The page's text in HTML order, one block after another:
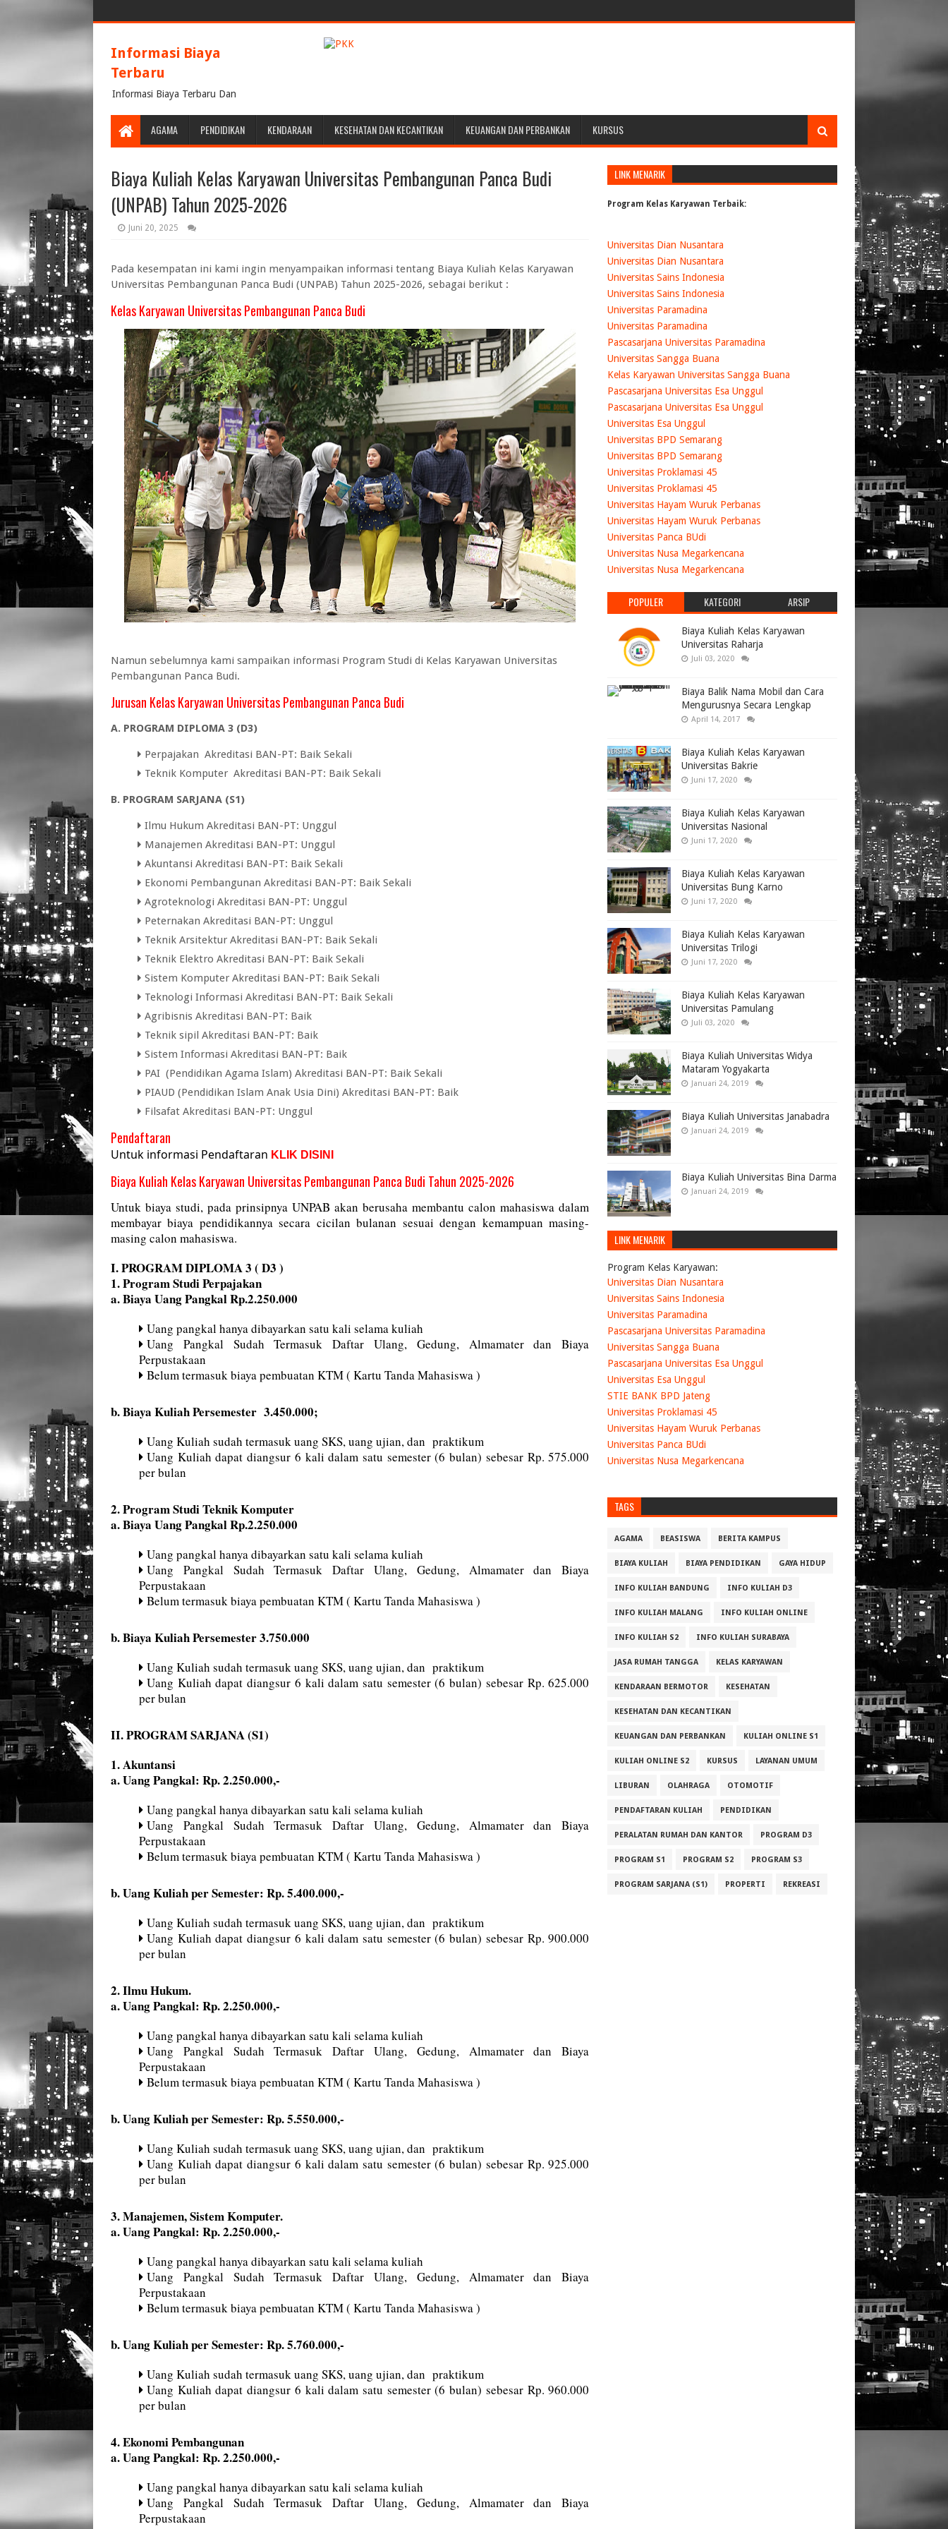
Informasi Biaya
Terbaru
Informasi Biaya Terbaru Dan
AGAMA PENDIDIKAN KENDARAAN KESEHATAN DAN KECANTIKAN KEUANGAN DAN PERBANKAN KURSUS
Biaya Kuliah Kelas Karyawan Universitas Pembangunan Panca Budi
(UNPAB) Tahun 2025-2026
Juni 20, 2025
Pada kesempatan ini kami ingin menyampaikan informasi tentang Biaya Kuliah Kelas Karyawan
Universitas Pembangunan Panca Budi (UNPAB) Tahun 2025-2026, sebagai berikut :
Kelas Karyawan Universitas Pembangunan Panca Budi
Namun sebelumnya kami sampaikan informasi Program Studi di Kelas Karyawan Universitas
Pembangunan Panca Budi.
Jurusan Kelas Karyawan Universitas Pembangunan Panca Budi
A. PROGRAM DIPLOMA 3 (D3)
Perpajakan Akreditasi BAN-PT: Baik Sekali
Teknik Komputer Akreditasi BAN-PT: Baik Sekali
B. PROGRAM SARJANA (S1)
Ilmu Hukum Akreditasi BAN-PT: Unggul
Manajemen Akreditasi BAN-PT: Unggul
Akuntansi Akreditasi BAN-PT: Baik Sekali
Ekonomi Pembangunan Akreditasi BAN-PT: Baik Sekali
Agroteknologi Akreditasi BAN-PT: Unggul
Peternakan Akreditasi BAN-PT: Unggul
Teknik Arsitektur Akreditasi BAN-PT: Baik Sekali
Teknik Elektro Akreditasi BAN-PT: Baik Sekali
Sistem Komputer Akreditasi BAN-PT: Baik Sekali
Teknologi Informasi Akreditasi BAN-PT: Baik Sekali
Agribisnis Akreditasi BAN-PT: Baik
Teknik sipil Akreditasi BAN-PT: Baik
Sistem Informasi Akreditasi BAN-PT: Baik
PAI (Pendidikan Agama Islam) Akreditasi BAN-PT: Baik Sekali
PIAUD (Pendidikan Islam Anak Usia Dini) Akreditasi BAN-PT: Baik
Filsafat Akreditasi BAN-PT: Unggul
Pendaftaran
Untuk informasi Pendaftaran KLIK DISINI
Biaya Kuliah Kelas Karyawan Universitas Pembangunan Panca Budi Tahun 2025-2026
Untuk biaya studi, pada prinsipnya UNPAB akan berusaha membantu calon mahasiswa dalam
membayar biaya pendidikannya secara cicilan bulanan sesuai dengan kemampuan masing-
masing calon mahasiswa.
I. PROGRAM DIPLOMA 3 ( D3 )
1. Program Studi Perpajakan
a. Biaya Uang Pangkal Rp.2.250.000
Uang pangkal hanya dibayarkan satu kali selama kuliah
Uang Pangkal Sudah Termasuk Daftar Ulang, Gedung, Almamater dan Biaya
Perpustakaan
Belum termasuk biaya pembuatan KTM ( Kartu Tanda Mahasiswa )
b. Biaya Kuliah Persemester 3.450.000;
Uang Kuliah sudah termasuk uang SKS, uang ujian, dan praktikum
Uang Kuliah dapat diangsur 6 kali dalam satu semester (6 bulan) sebesar Rp. 575.000
per bulan
2. Program Studi Teknik Komputer
a. Biaya Uang Pangkal Rp.2.250.000
Uang pangkal hanya dibayarkan satu kali selama kuliah
Uang Pangkal Sudah Termasuk Daftar Ulang, Gedung, Almamater dan Biaya
Perpustakaan
Belum termasuk biaya pembuatan KTM ( Kartu Tanda Mahasiswa )
b. Biaya Kuliah Persemester 3.750.000
Uang Kuliah sudah termasuk uang SKS, uang ujian, dan praktikum
Uang Kuliah dapat diangsur 6 kali dalam satu semester (6 bulan) sebesar Rp. 625.000
per bulan
II. PROGRAM SARJANA (S1)
1. Akuntansi
a. Uang Pangkal: Rp. 2.250.000,-
Uang pangkal hanya dibayarkan satu kali selama kuliah
Uang Pangkal Sudah Termasuk Daftar Ulang, Gedung, Almamater dan Biaya
Perpustakaan
Belum termasuk biaya pembuatan KTM ( Kartu Tanda Mahasiswa )
b. Uang Kuliah per Semester: Rp. 5.400.000,-
Uang Kuliah sudah termasuk uang SKS, uang ujian, dan praktikum
Uang Kuliah dapat diangsur 6 kali dalam satu semester (6 bulan) sebesar Rp. 900.000
per bulan
2. Ilmu Hukum.
a. Uang Pangkal: Rp. 2.250.000,-
Uang pangkal hanya dibayarkan satu kali selama kuliah
Uang Pangkal Sudah Termasuk Daftar Ulang, Gedung, Almamater dan Biaya
Perpustakaan
Belum termasuk biaya pembuatan KTM ( Kartu Tanda Mahasiswa )
b. Uang Kuliah per Semester: Rp. 5.550.000,-
Uang Kuliah sudah termasuk uang SKS, uang ujian, dan praktikum
Uang Kuliah dapat diangsur 6 kali dalam satu semester (6 bulan) sebesar Rp. 925.000
per bulan
3. Manajemen, Sistem Komputer.
a. Uang Pangkal: Rp. 2.250.000,-
Uang pangkal hanya dibayarkan satu kali selama kuliah
Uang Pangkal Sudah Termasuk Daftar Ulang, Gedung, Almamater dan Biaya
Perpustakaan
Belum termasuk biaya pembuatan KTM ( Kartu Tanda Mahasiswa )
b. Uang Kuliah per Semester: Rp. 5.760.000,-
Uang Kuliah sudah termasuk uang SKS, uang ujian, dan praktikum
Uang Kuliah dapat diangsur 6 kali dalam satu semester (6 bulan) sebesar Rp. 960.000
per bulan
4. Ekonomi Pembangunan
a. Uang Pangkal: Rp. 2.250.000,-
Uang pangkal hanya dibayarkan satu kali selama kuliah
Uang Pangkal Sudah Termasuk Daftar Ulang, Gedung, Almamater dan Biaya
Perpustakaan
LINK MENARIK
Program Kelas Karyawan Terbaik:
Universitas Dian Nusantara
Universitas Dian Nusantara
Universitas Sains Indonesia
Universitas Sains Indonesia
Universitas Paramadina
Universitas Paramadina
Pascasarjana Universitas Paramadina
Universitas Sangga Buana
Kelas Karyawan Universitas Sangga Buana
Pascasarjana Universitas Esa Unggul
Pascasarjana Universitas Esa Unggul
Universitas Esa Unggul
Universitas BPD Semarang
Universitas BPD Semarang
Universitas Proklamasi 45
Universitas Proklamasi 45
Universitas Hayam Wuruk Perbanas
Universitas Hayam Wuruk Perbanas
Universitas Panca BUdi
Universitas Nusa Megarkencana
Universitas Nusa Megarkencana
POPULER KATEGORI ARSIP
Biaya Kuliah Kelas Karyawan
Universitas Raharja
Juli 03, 2020
Biaya Balik Nama Mobil dan Cara
Mengurusnya Secara Lengkap
April 14, 2017
Biaya Kuliah Kelas Karyawan
Universitas Bakrie
Juni 17, 2020
Biaya Kuliah Kelas Karyawan
Universitas Nasional
Juni 17, 2020
Biaya Kuliah Kelas Karyawan
Universitas Bung Karno
Juni 17, 2020
Biaya Kuliah Kelas Karyawan
Universitas Trilogi
Juni 17, 2020
Biaya Kuliah Kelas Karyawan
Universitas Pamulang
Juli 03, 2020
Biaya Kuliah Universitas Widya
Mataram Yogyakarta
Januari 24, 2019
Biaya Kuliah Universitas Janabadra
Januari 24, 2019
Biaya Kuliah Universitas Bina Darma
Januari 24, 2019
LINK MENARIK
Program Kelas Karyawan:
Universitas Dian Nusantara
Universitas Sains Indonesia
Universitas Paramadina
Pascasarjana Universitas Paramadina
Universitas Sangga Buana
Pascasarjana Universitas Esa Unggul
Universitas Esa Unggul
STIE BANK BPD Jateng
Universitas Proklamasi 45
Universitas Hayam Wuruk Perbanas
Universitas Panca BUdi
Universitas Nusa Megarkencana
TAGS
AGAMA BEASISWA BERITA KAMPUS
BIAYA KULIAH BIAYA PENDIDIKAN GAYA HIDUP
INFO KULIAH BANDUNG INFO KULIAH D3
INFO KULIAH MALANG INFO KULIAH ONLINE
INFO KULIAH S2 INFO KULIAH SURABAYA
JASA RUMAH TANGGA KELAS KARYAWAN
KENDARAAN BERMOTOR KESEHATAN
KESEHATAN DAN KECANTIKAN
KEUANGAN DAN PERBANKAN KULIAH ONLINE S1
KULIAH ONLINE S2 KURSUS LAYANAN UMUM
LIBURAN OLAHRAGA OTOMOTIF
PENDAFTARAN KULIAH PENDIDIKAN
PERALATAN RUMAH DAN KANTOR PROGRAM D3
PROGRAM S1 PROGRAM S2 PROGRAM S3
PROGRAM SARJANA (S1) PROPERTI REKREASI